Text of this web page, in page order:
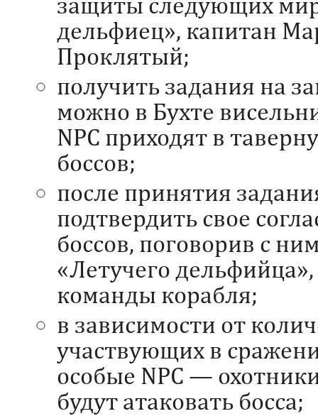
дельфиец», капитан
Проклятый;
получить задания на
можно в Бухте
NPC приходят в
боссов;
после принятия
подтвердить свое
боссов, поговорив с
«Летучего
команды корабля;
в зависимости от
участвующих в
особые NPC —
будут атаковать босса;